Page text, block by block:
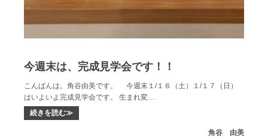
今週末は、完成見学会です！！
こんばんは。角谷由美です。 今週末１/１６（土）１/１７（日）
はいよいよ完成見学会です。 生まれ変…
続きを読む≫
角谷 由美